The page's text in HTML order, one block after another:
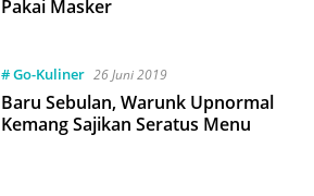
Pakai Masker
# Go-Kuliner 26 Juni 2019
Baru Sebulan, Warunk Upnormal
Kemang Sajikan Seratus Menu